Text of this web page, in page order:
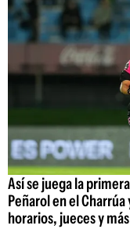
Así se juega la
Peñarol en el
horarios, jueces y